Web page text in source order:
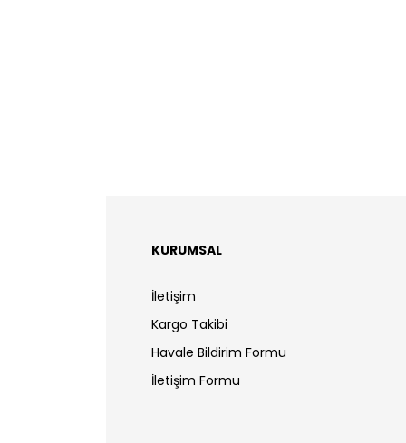
KURUMSAL
İletişim
Kargo Takibi
Havale Bildirim Formu
İletişim Formu